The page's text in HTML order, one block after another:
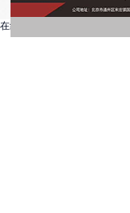
在线客服系统